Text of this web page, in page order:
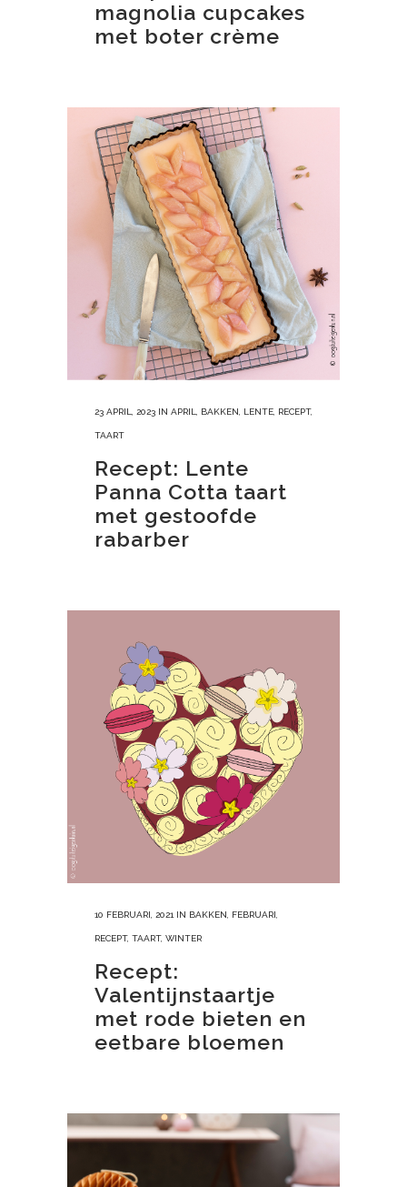
magnolia cupcakes
met boter crème
23 APRIL, 2023 IN APRIL, BAKKEN, LENTE, RECEPT,
TAART
Recept: Lente
Panna Cotta taart
met gestoofde
rabarber
10 FEBRUARI, 2021 IN BAKKEN FEBRUARI
RECEPT, TAART, WINTER
Recept:
Valentijnstaartje
met rode bieten en
eetbare bloemen